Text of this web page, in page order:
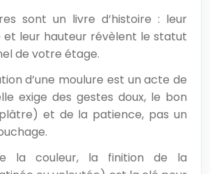
sont un livre d’histoire : leur
et leur hauteur révèlent le statut
de votre étage.
d’une moulure est un acte de
exige des gestes doux, le bon
et de la patience, pas un
la couleur, la finition de la